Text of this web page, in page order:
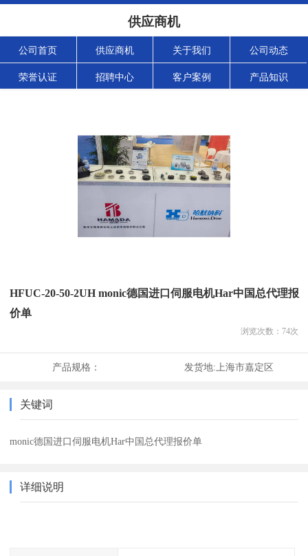
供应商机
公司首页 供应商机 关于我们 公司动态
荣誉认证 招聘中心 客户案例 产品知识
HFUC-20-50-2UH monic德国进口伺服电机Har中国总代理报
价单
浏览次数： 74次
产品规格： 发货地: 上海市嘉定区
关键词
monic德国进口伺服电机Har中国总代理报价单
详细说明